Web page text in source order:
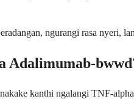
ngurangi rasa nyeri,
Adalimumab-
kanthi ngalangi TNF-